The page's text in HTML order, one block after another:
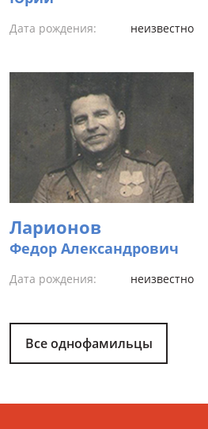
Дата рождения: неизвестно
Ларионов
Федор Александрович
Дата рождения: неизвестно
Все однофамильцы